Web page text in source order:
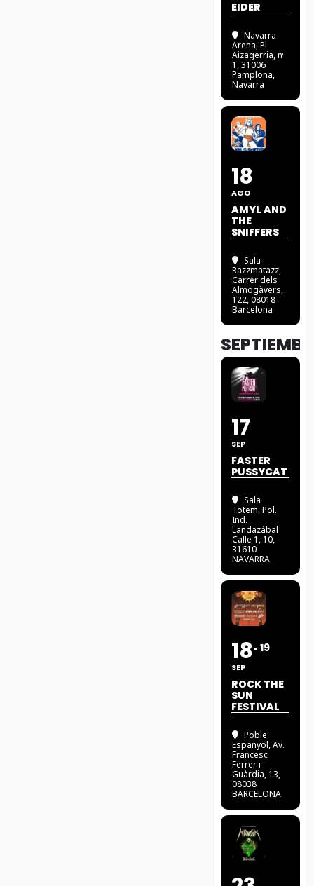
EIDER
Navarra
Arena, Pl.
Aizagerria, nº
1, 31006
Pamplona,
Navarra
18
AGO
AMYL AND
THE
SNIFFERS
Sala
Razzmatazz,
Carrer dels
Almogàvers,
122, 08018
Barcelona
17
SEP
FASTER
PUSSYCAT
Sala
Totem, Pol.
Ind.
Landazábal
Calle 1, 10,
31610
NAVARRA
18
SEP
19
ROCK THE
SUN
FESTIVAL
Poble
Espanyol, Av.
Francesc
Ferrer i
Guàrdia, 13,
08038
BARCELONA